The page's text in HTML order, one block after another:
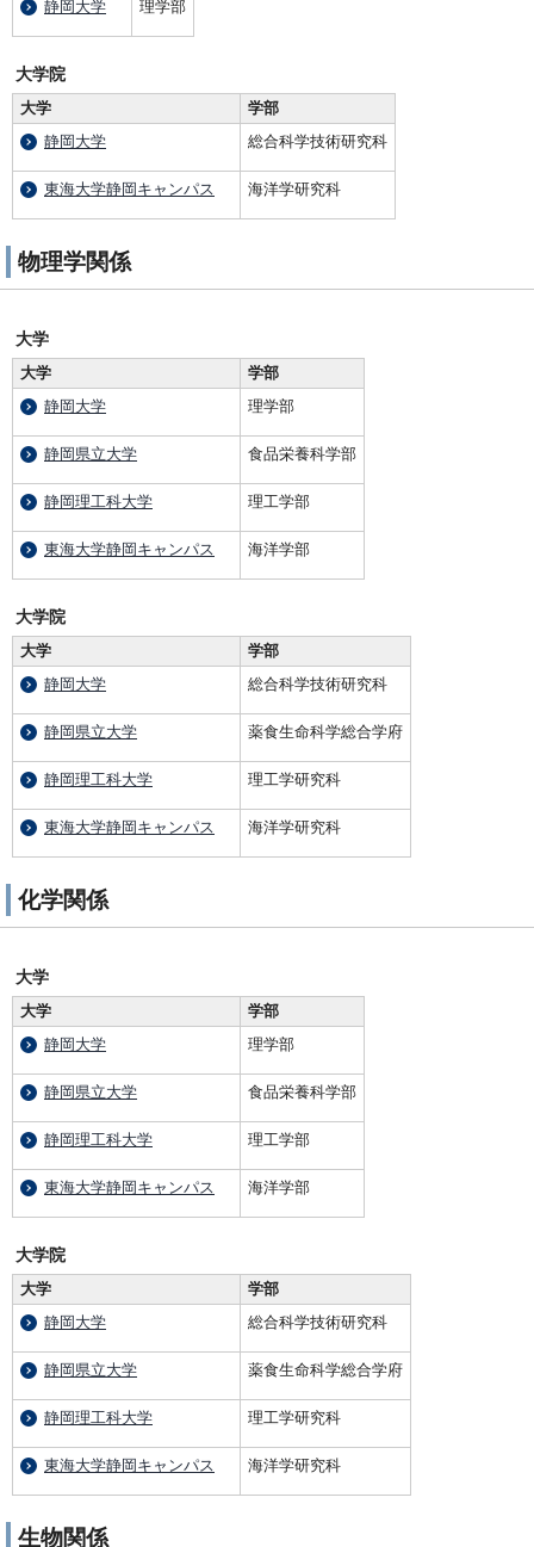
静岡大学
理学部
大学院
大学
学部
静岡大学
総合科学技術研究科
東海大学静岡キャンパス 海洋学研究科
物理学関係
大学
大学
学部
静岡大学
理学部
静岡県立大学 食品栄養科学部
静岡理工科大学 理工学部
東海大学静岡キャンパス 海洋学部
大学院
大学
学部
静岡大学
総合科学技術研究科
静岡県立大学 薬食生命科学総合学府
静岡理工科大学 理工学研究科
東海大学静岡キャンパス 海洋学研究科
化学関係
大学
大学
学部
静岡大学
理学部
静岡県立大学 食品栄養科学部
静岡理工科大学 理工学部
東海大学静岡キャンパス 海洋学部
大学院
大学
学部
静岡大学
総合科学技術研究科
静岡県立大学 薬食生命科学総合学府
静岡理工科大学 理工学研究科
東海大学静岡キャンパス 海洋学研究科
生物関係